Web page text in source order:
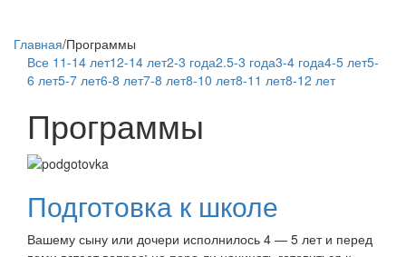
Главная/Программы
Все 11-14 лет12-14 лет2-3 года2.5-3 года3-4 года4-5 лет5-
6 лет5-7 лет6-8 лет7-8 лет8-10 лет8-11 лет8-12 лет
Программы
Подготовка к школе
Вашему сыну или дочери исполнилось 4 — 5 лет и перед